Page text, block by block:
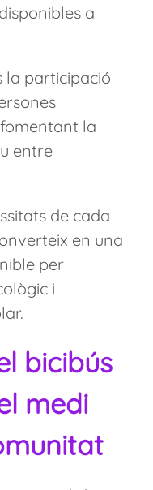
a
la participació
la
entre
de cada
en una
per
i
bicibús
medi